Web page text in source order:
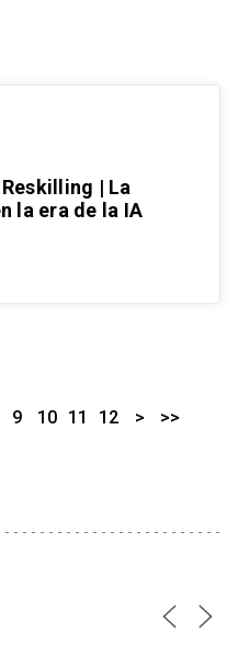
| La
la era de la IA
9 10 11 12 > >>